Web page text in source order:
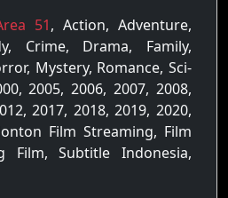
51, Action, Adventure,
Crime, Drama, Family,
Mystery, Romance, Sci-
2005, 2006, 2007, 2008,
2017, 2018, 2019, 2020,
Film Streaming, Film
Film, Subtitle Indonesia,